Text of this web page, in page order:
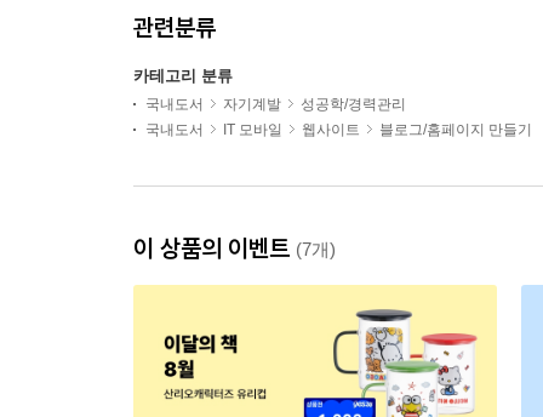
관련분류
카테고리 분류
국내도서 자기계발
성공학/경력관리
국내도서
IT 모바일 웹사이트 블로그/홈페이지 만들기
이 상품의 이벤트 (7개)